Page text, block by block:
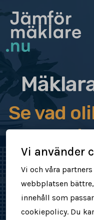
Se vad
i
Jämför
Se vad
bostad
Vi använder
Vi och våra
webbplatsen
innehåll som
cookiepolicy. Du